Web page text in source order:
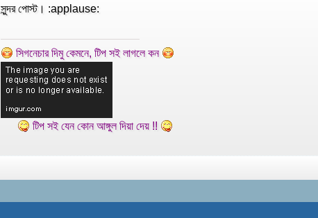
সুন্দর পোস্ট। :applause:
সিগনেচার দিমু কেমনে, টিপ সই লাগলে কন
টিপ সই যেন কোন আঙ্গুল দিয়া দেয় !!